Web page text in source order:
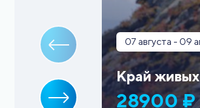
07 августа - 09
Край живых
28900 ₽